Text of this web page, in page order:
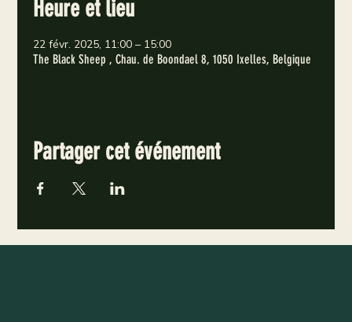
Heure et lieu
22 févr. 2025, 11:00 – 15:00
The Black Sheep , Chau. de Boondael 8, 1050 Ixelles, Belgique
Partager cet événement